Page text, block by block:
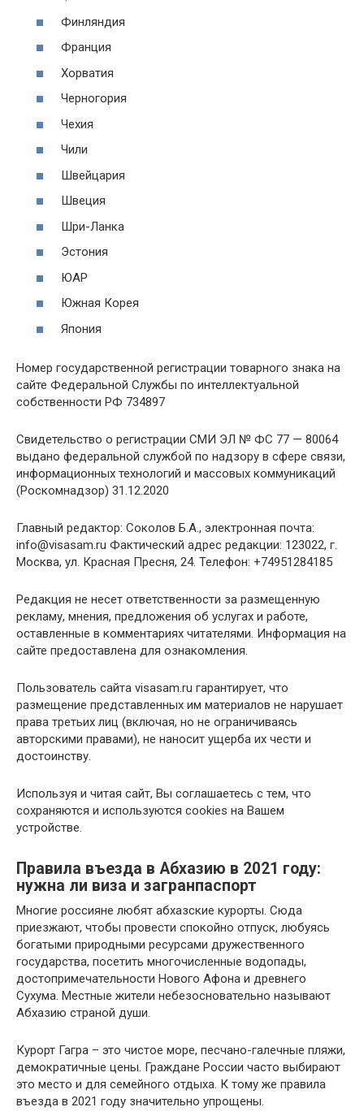
Финляндия
Франция
Хорватия
Черногория
Чехия
Чили
Швейцария
Швеция
Шри-Ланка
Эстония
ЮАР
Южная Корея
Япония
Номер государственной регистрации товарного знака на
сайте Федеральной Службы по интеллектуальной
собственности РФ 734897
Cвидетельство о регистрации СМИ ЭЛ № ФС 77 — 80064
выдано федеральной службой по надзору в сфере связи,
информационных технологий и массовых коммуникаций
(Роскомнадзор) 31.12.2020
Главный редактор: Соколов Б.А., электронная почта:
info@visasam.ru Фактический адрес редакции: 123022, г.
Москва, ул. Красная Пресня, 24. Телефон: +74951284185
Редакция не несет ответственности за размещенную
рекламу, мнения, предложения об услугах и работе,
оставленные в комментариях читателями. Информация на
сайте предоставлена для ознакомления.
Пользователь сайта visasam.ru гарантирует, что
размещение представленных им материалов не нарушает
права третьих лиц (включая, но не ограничиваясь
авторскими правами), не наносит ущерба их чести и
достоинству.
Используя и читая сайт, Вы соглашаетесь с тем, что
сохраняются и используются cookies на Вашем
устройстве.
Правила въезда в Абхазию в 2021 году:
нужна ли виза и загранпаспорт
Многие россияне любят абхазские курорты. Сюда
приезжают, чтобы провести спокойно отпуск, любуясь
богатыми природными ресурсами дружественного
государства, посетить многочисленные водопады,
достопримечательности Нового Афона и древнего
Сухума. Местные жители небезосновательно называют
Абхазию страной души.
Курорт Гагра – это чистое море, песчано-галечные пляжи,
демократичные цены. Граждане России часто выбирают
это место и для семейного отдыха. К тому же правила
въезда в 2021 году значительно упрощены.